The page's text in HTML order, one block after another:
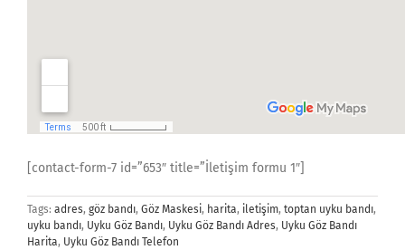
[contact-form-7 id=”653″ title=”İletişim formu 1″]
Tags: adres, göz bandı, Göz Maskesi, harita, iletişim, toptan uyku bandı,
uyku bandı, Uyku Göz Bandı, Uyku Göz Bandı Adres, Uyku Göz Bandı
Harita, Uyku Göz Bandı Telefon